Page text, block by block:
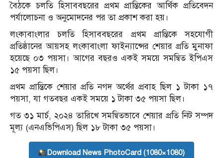
বৈঠকে চলতি হিসাববছরের প্রথম প্রান্তিকের আর্থিক প্রতিবেদন
পর্যালোচনা ও অনুমোদনের পর তা প্রকাশ করা হয়।
লংকাবাংলার চলতি হিসাববছরের প্রথম প্রান্তিকে সহযোগী
প্রতিষ্ঠানের আয়সহ লংকাবাংলা ফাইন্যান্সের শেয়ার প্রতি মুনাফা
হয়েছে ০৩ পয়সা। আগের বছরও একই সময়ে সমন্বিত ইপিএস
১৫ পয়সা ছিল।
প্রথম প্রান্তিকে শেয়ার প্রতি নগদ অর্থের প্রবাহ ছিল ১ টাকা ১৭
পয়সা, যা গতবছর একই সময়ে ১ টাকা ৩৫ পয়সা ছিল।
গত ৩১ মার্চ, ২০২৪ তারিখে সমন্বিতভাবে শেয়ার প্রতি নিট সম্পদ
মূল্য (এনএভিপিএস) ছিল ১৮ টাকা ৩৫ পয়সা।
Download News PhotoCard (1080×1080)